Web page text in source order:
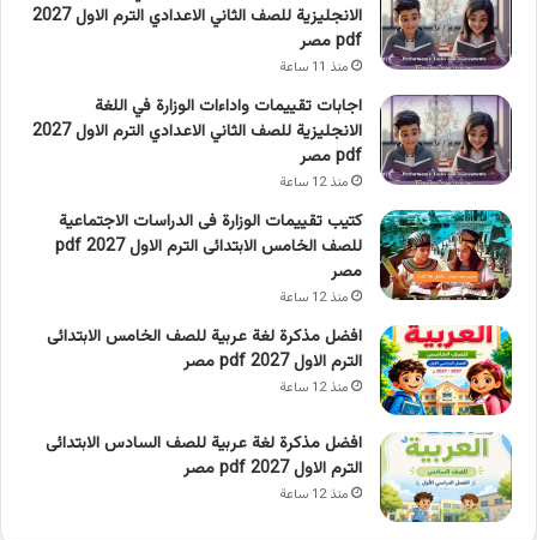
الانجليزية للصف الثاني الاعدادي الترم الاول 2027
pdf مصر
منذ 11 ساعة
اجابات تقييمات واداءات الوزارة في اللغة
الانجليزية للصف الثاني الاعدادي الترم الاول 2027
pdf مصر
منذ 12 ساعة
كتيب تقييمات الوزارة فى الدراسات الاجتماعية
للصف الخامس الابتدائى الترم الاول 2027 pdf
مصر
منذ 12 ساعة
افضل مذكرة لغة عربية للصف الخامس الابتدائى
الترم الاول 2027 pdf مصر
منذ 12 ساعة
افضل مذكرة لغة عربية للصف السادس الابتدائى
الترم الاول 2027 pdf مصر
منذ 12 ساعة